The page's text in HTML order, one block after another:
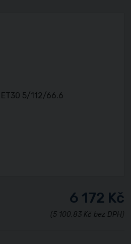
6 172 Kč
(5 100,83 Kč bez DPH)